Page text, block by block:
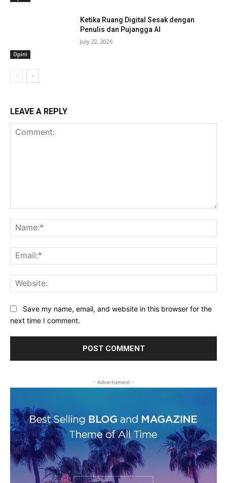
Opini
Ketika Ruang Digital Sesak dengan
Penulis dan Pujangga AI
July 22, 2026
LEAVE A REPLY
Save my name, email, and website in this browser for the
next time I comment.
- Advertisment -